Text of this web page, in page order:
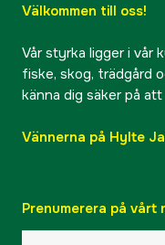
Välkommen till oss!
Vår styrka ligger i vår
fiske, skog, trädgård
känna dig säker på
Vännerna på Hylte
Prenumerera på vårt